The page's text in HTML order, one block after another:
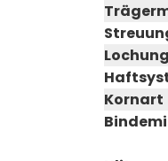
Lochung
Kornart